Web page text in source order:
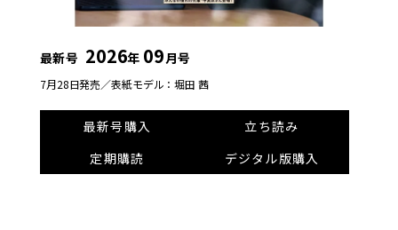
最新号 2026年 09月号
7月28日発売／表紙モデル：堀田 茜
最新号購入
立ち読み
定期購読
デジタル版購入